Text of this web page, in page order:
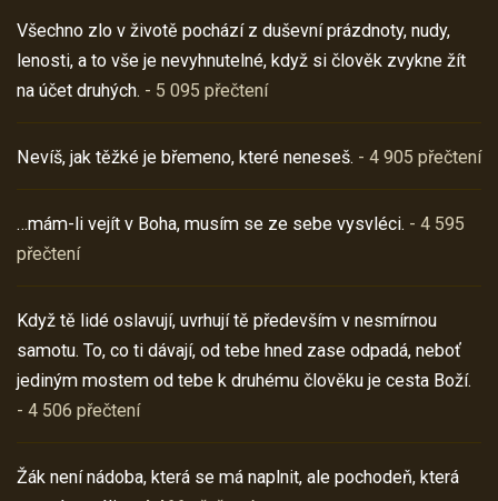
Všechno zlo v životě pochází z duševní prázdnoty, nudy,
lenosti, a to vše je nevyhnutelné, když si člověk zvykne žít
na účet druhých. - 5 095 přečtení
Nevíš, jak těžké je břemeno, které neneseš. - 4 905 přečtení
…mám-li vejít v Boha, musím se ze sebe vysvléci. - 4 595
přečtení
Když tě lidé oslavují, uvrhují tě především v nesmírnou
samotu. To, co ti dávají, od tebe hned zase odpadá, neboť
jediným mostem od tebe k druhému člověku je cesta Boží.
- 4 506 přečtení
Žák není nádoba, která se má naplnit, ale pochodeň, která